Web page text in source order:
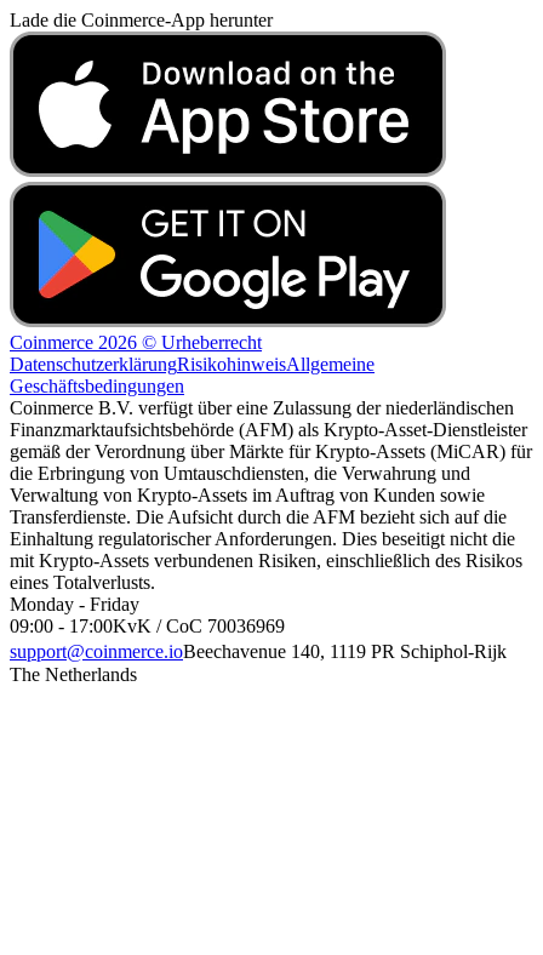
Lade die Coinmerce-App herunter
Coinmerce 2026 © Urheberrecht
DatenschutzerklärungRisikohinweisAllgemeine
Geschäftsbedingungen
Coinmerce B.V. verfügt über eine Zulassung der niederländischen
Finanzmarktaufsichtsbehörde (AFM) als Krypto-Asset-Dienstleister
gemäß der Verordnung über Märkte für Krypto-Assets (MiCAR) für
die Erbringung von Umtauschdiensten, die Verwahrung und
Verwaltung von Krypto-Assets im Auftrag von Kunden sowie
Transferdienste. Die Aufsicht durch die AFM bezieht sich auf die
Einhaltung regulatorischer Anforderungen. Dies beseitigt nicht die
mit Krypto-Assets verbundenen Risiken, einschließlich des Risikos
eines Totalverlusts.
Monday - Friday
09:00 - 17:00KvK / CoC 70036969
support@coinmerce.ioBeechavenue 140, 1119 PR Schiphol-Rijk
The Netherlands